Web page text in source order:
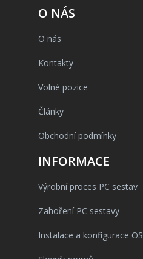
O NÁS
O nás
Kontakty
Volné pozice
Články
Obchodní podmínky
INFORMACE
Výrobní proces PC sestav
Zahoření PC sestavy
Instalace a konfigurace OS